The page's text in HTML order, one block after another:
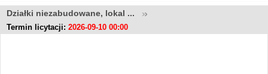
Działki niezabudowane, lokal ...
Termin licytacji: 2026-09-10 00:00